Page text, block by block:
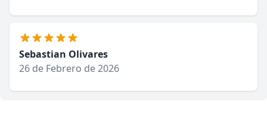
Sebastian Olivares
26 de Febrero de 2026